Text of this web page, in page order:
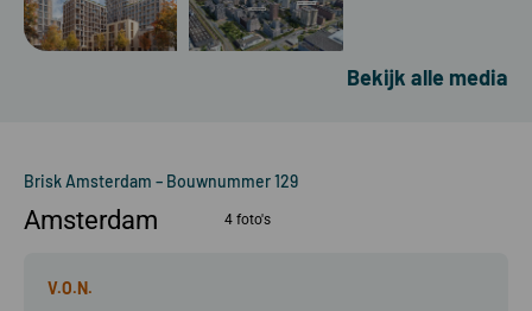
Bekijk alle media
Brisk Amsterdam – Bouwnummer 129
Amsterdam 4 foto's